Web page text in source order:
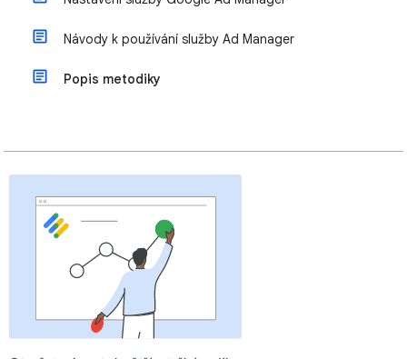
Návody k používání služby Ad Manager
Popis metodiky